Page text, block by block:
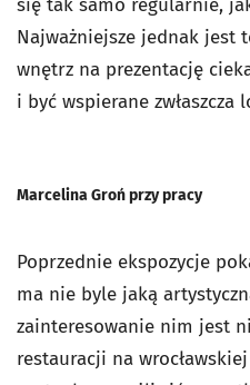
się tak samo regularnie,
Najważniejsze jednak jest
wnętrz na prezentację
i być wspierane zwłaszcza
Marcelina Groń przy pracy
Poprzednie ekspozycje
ma nie byle jaką
zainteresowanie nim jest
restauracji na